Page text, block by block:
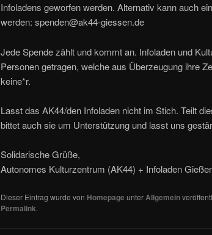
Infoladens geworfen werden. Alternativ kann auch
werden: spenden@ak44-giessen.de
Jede Spende zählt und kommt an. Infoladen und
Personen getragen, welche aus Überzeugung ihre
keine*r.
Lasst das AK44/den Infoladen nicht im Stich. Teilt
bittet auch sie um Unterstützung und lasst uns
Solidarische Grüße,
Autonomes Kulturzentrum (AK44) + Infoladen
Dieser Eintrag wurde von Homepage unterAllgemein
Permalink.